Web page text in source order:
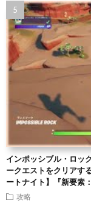
インポッシブル・ロッ
ークエストをクリアす
ートナイト】『新要素
攻略